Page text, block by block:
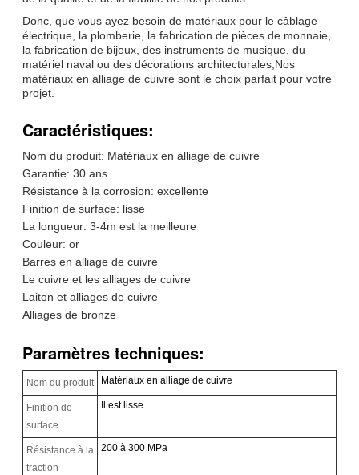
Donc, que vous ayez besoin de matériaux pour le câblage
électrique, la plomberie, la fabrication de pièces de monnaie,
la fabrication de bijoux, des instruments de musique, du
matériel naval ou des décorations architecturales,Nos
matériaux en alliage de cuivre sont le choix parfait pour votre
projet.
Caractéristiques:
Nom du produit: Matériaux en alliage de cuivre
Garantie: 30 ans
Résistance à la corrosion: excellente
Finition de surface: lisse
La longueur: 3-4m est la meilleure
Couleur: or
Barres en alliage de cuivre
Le cuivre et les alliages de cuivre
Laiton et alliages de cuivre
Alliages de bronze
Paramètres techniques:
Nom du produit Matériaux en alliage de cuivre
Finition de
surface
Il est lisse.
Résistance à la
traction
200 à 300 MPa